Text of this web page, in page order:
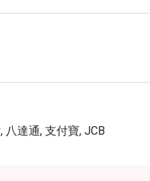
康，風味獨特。
醬，口感濃鬱、風味十足。
達通, 支付寶, JCB